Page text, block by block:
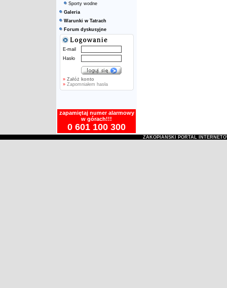
Sporty wodne
Galeria
Warunki w Tatrach
Forum dyskusyjne
E-mail
Hasło
» Załóż konto
»Zapomniałem hasła
zapamiętaj numer alarmowy
w górach!!!
0 601 100 300
ZAKOPIAŃSKI PORTAL